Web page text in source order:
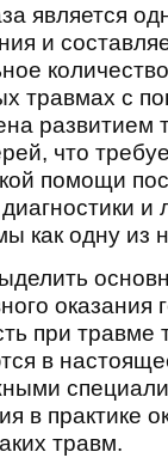
является
и
травмах с
развитием
что
помощи
и
как одну из
при травме
в
в практике
травм.